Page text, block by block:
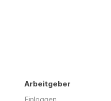
Arbeitgeber